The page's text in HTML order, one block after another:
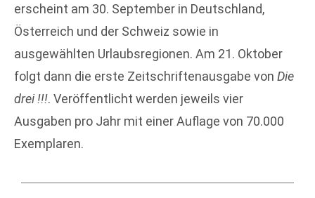
erscheint am 30. September in Deutschland,
Österreich und der Schweiz sowie in
ausgewählten Urlaubsregionen. Am 21. Oktober
folgt dann die erste Zeitschriftenausgabe von Die
drei !!!. Veröffentlicht werden jeweils vier
Ausgaben pro Jahr mit einer Auflage von 70.000
Exemplaren.